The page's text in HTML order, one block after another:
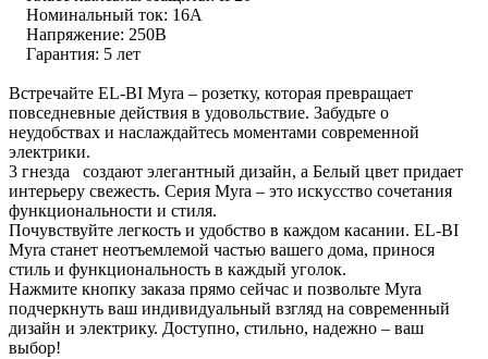
Номинальный ток: 16А
Напряжение: 250В
Гарантия: 5 лет
Встречайте EL-BI Myra – розетку, которая превращает
повседневные действия в удовольствие. Забудьте о
неудобствах и наслаждайтесь моментами современной
электрики.
3 гнезда создают элегантный дизайн, а Белый цвет придает
интерьеру свежесть. Серия Myra – это искусство сочетания
функциональности и стиля.
Почувствуйте легкость и удобство в каждом касании. EL-BI
Myra станет неотъемлемой частью вашего дома, принося
стиль и функциональность в каждый уголок.
Нажмите кнопку заказа прямо сейчас и позвольте Myra
подчеркнуть ваш индивидуальный взгляд на современный
дизайн и электрику. Доступно, стильно, надежно – ваш
выбор!